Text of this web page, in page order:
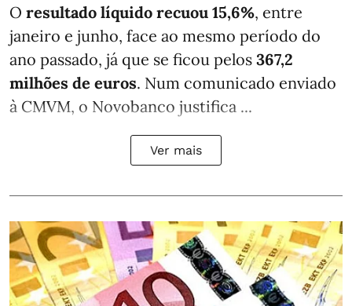
O resultado líquido recuou 15,6%, entre
janeiro e junho, face ao mesmo período do
ano passado, já que se ficou pelos 367,2
milhões de euros. Num comunicado enviado
à CMVM, o Novobanco justifica ...
Ver mais